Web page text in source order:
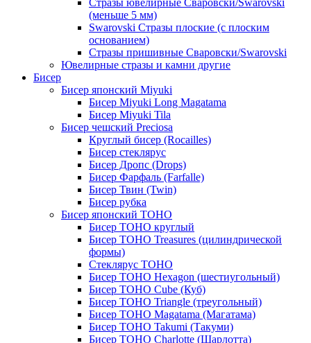
Стразы ювелирные Сваровски/Swarovski
(меньше 5 мм)
Swarovski Стразы плоские (с плоским
основанием)
Стразы пришивные Сваровски/Swarovski
Ювелирные стразы и камни другие
Бисер
Бисер японский Miyuki
Бисер Miyuki Long Magatama
Бисер Miyuki Tila
Бисер чешский Preciosa
Круглый бисер (Rocailles)
Бисер стеклярус
Бисер Дропс (Drops)
Бисер Фарфаль (Farfalle)
Бисер Твин (Twin)
Бисер рубка
Бисер японский TOHO
Бисер TOHO круглый
Бисер TOHO Treasures (цилиндрической
формы)
Стеклярус TOHO
Бисер TOHO Hexagon (шестиугольный)
Бисер TOHO Cube (Куб)
Бисер TOHO Triangle (треугольный)
Бисер TOHO Magatama (Магатама)
Бисер TOHO Takumi (Такуми)
Бисер TOHO Charlotte (Шарлотта)